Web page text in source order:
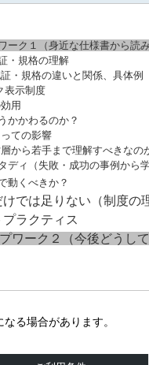
ーク１（身近な仕様書から読
・規格の理解
規格の違いと関係、具体例
表示制度
用
かかわるのか？
ての影響
層から若手まで理解すべきなの
ディ（失敗・成功の事例から
動くべきか？
では足りない（制度の
ラクティス
ワーク２（今後どうし
る場合があります。